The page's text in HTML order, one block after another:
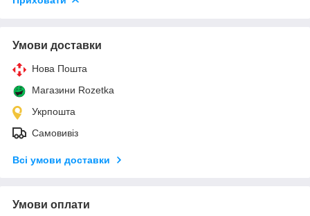
Умови доставки
Нова Пошта
Магазини Rozetka
Укрпошта
Самовивіз
Всі умови доставки
Умови оплати